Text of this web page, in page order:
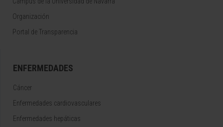
Organización
Portal de Transparencia
ENFERMEDADES
Cáncer
Enfermedades cardiovasculares
Enfermedades hepáticas